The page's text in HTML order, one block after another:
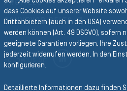
PROFILES
CONVEYOR BELTS
Follow us on LINKEDIN
dass Cookies auf unserer Website
Drittanbietern (auch in den USA)
werden können (Art. 49 DSGVO), sofern
geeignete Garantien vorliegen. Ihre
jederzeit widerrufen werden. In den
konfigurieren.
Detaillierte Informationen dazu finden